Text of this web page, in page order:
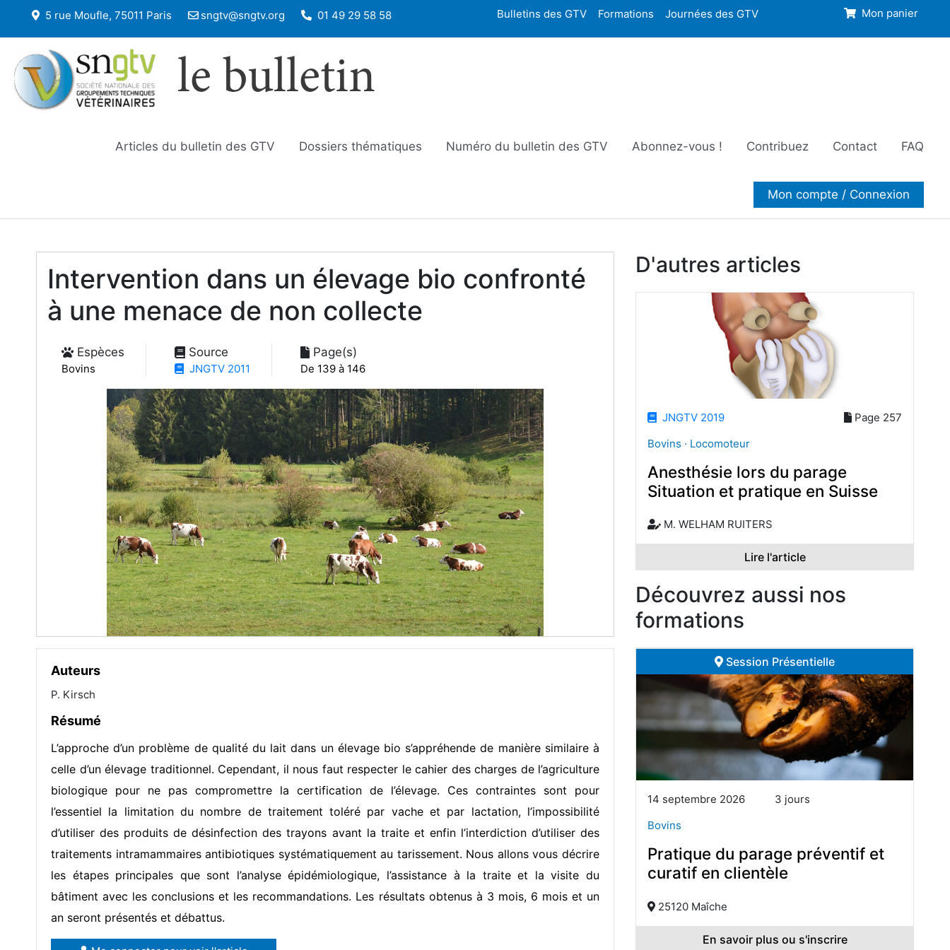
5 rue Moufle, 75011 Paris sngtv@sngtv.org 01 49 29 58 58 Bulletins des GTV Formations Journées des GTV Mon panier
le bulletin
Articles du bulletin des GTV Dossiers thématiques Numéro du bulletin des GTV Abonnez-vous ! Contribuez Contact FAQ
Mon compte / Connexion
Intervention dans un élevage bio confronté
à une menace de non collecte
Espèces
Bovins
Source
JNGTV 2011
Page(s)
De 139 à 146
Auteurs
P. Kirsch
Résumé
L’approche d’un problème de qualité du lait dans un élevage bio s’appréhende de manière similaire à
celle d’un élevage traditionnel. Cependant, il nous faut respecter le cahier des charges de l’agriculture
biologique pour ne pas compromettre la certification de l’élevage. Ces contraintes sont pour
l’essentiel la limitation du nombre de traitement toléré par vache et par lactation, l’impossibilité
d’utiliser des produits de désinfection des trayons avant la traite et enfin l’interdiction d’utiliser des
traitements intramammaires antibiotiques systématiquement au tarissement. Nous allons vous décrire
les étapes principales que sont l’analyse épidémiologique, l’assistance à la traite et la visite du
bâtiment avec les conclusions et les recommandations. Les résultats obtenus à 3 mois, 6 mois et un
an seront présentés et débattus.
D'autres articles
JNGTV 2019
Page 257
Bovins · Locomoteur
Anesthésie lors du parage
Situation et pratique en Suisse
M. WELHAM RUITERS
Lire l'article
Découvrez aussi nos
formations
Session Présentielle
14 septembre 2026
3 jours
Bovins
Pratique du parage préventif et
curatif en clientèle
25120 Maîche
En savoir plus ou s'inscrire